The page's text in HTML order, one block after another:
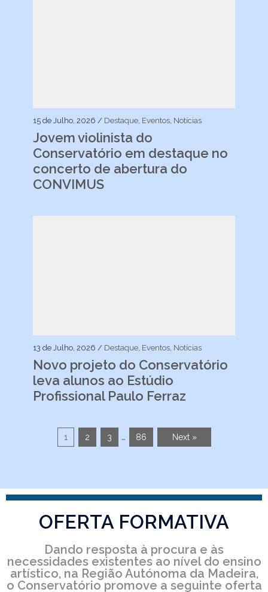
15 de Julho, 2026 / Destaque Eventos Notícias
Jovem violinista do
Conservatório em destaque no
concerto de abertura do
CONVIMUS
13 de Julho, 2026 / Destaque Eventos Notícias
Novo projeto do Conservatório
leva alunos ao Estúdio
Profissional Paulo Ferraz
1 2 3 … 86 Next »
OFERTA FORMATIVA
Dando resposta à procura e às
necessidades existentes ao nível do ensino
artístico, na Região Autónoma da Madeira,
o Conservatório promove a seguinte oferta